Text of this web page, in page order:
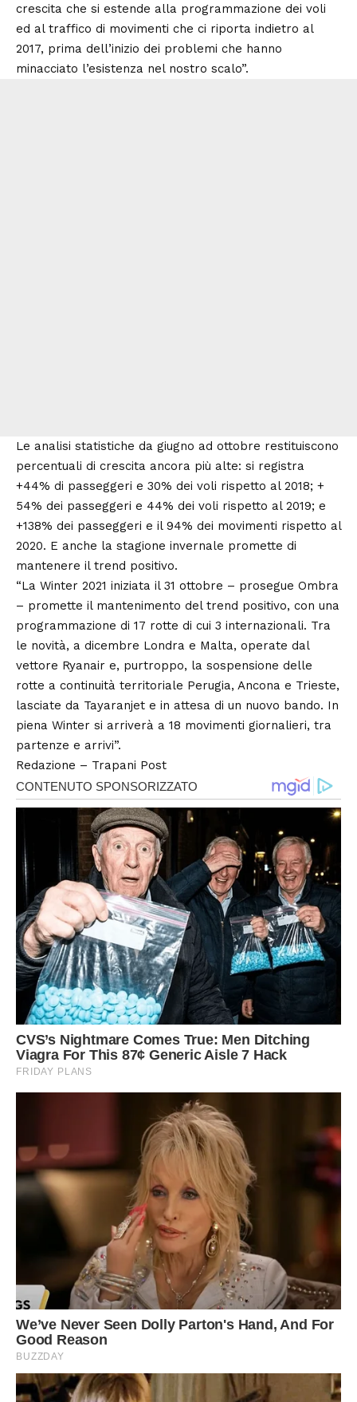
crescita che si estende alla programmazione dei voli
ed al traffico di movimenti che ci riporta indietro al
2017, prima dell’inizio dei problemi che hanno
minacciato l’esistenza nel nostro scalo”.
Le analisi statistiche da giugno ad ottobre restituiscono
percentuali di crescita ancora più alte: si registra
+44% di passeggeri e 30% dei voli rispetto al 2018; +
54% dei passeggeri e 44% dei voli rispetto al 2019; e
+138% dei passeggeri e il 94% dei movimenti rispetto al
2020. E anche la stagione invernale promette di
mantenere il trend positivo.
“La Winter 2021 iniziata il 31 ottobre – prosegue Ombra
– promette il mantenimento del trend positivo, con una
programmazione di 17 rotte di cui 3 internazionali. Tra
le novità, a dicembre Londra e Malta, operate dal
vettore Ryanair e, purtroppo, la sospensione delle
rotte a continuità territoriale Perugia, Ancona e Trieste,
lasciate da Tayaranjet e in attesa di un nuovo bando. In
piena Winter si arriverà a 18 movimenti giornalieri, tra
partenze e arrivi”.
Redazione – Trapani Post